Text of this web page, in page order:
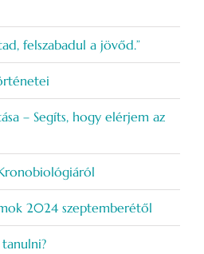
felszabadul a jövőd.”
– Segíts, hogy elérjem az
2024 szeptemberétől